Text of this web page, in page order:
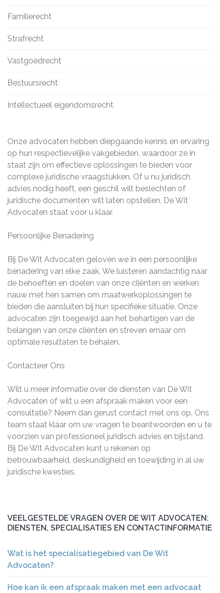
Familierecht
Strafrecht
Vastgoedrecht
Bestuursrecht
Intellectueel eigendomsrecht
Onze advocaten hebben diepgaande kennis en ervaring
op hun respectievelijke vakgebieden, waardoor ze in
staat zijn om effectieve oplossingen te bieden voor
complexe juridische vraagstukken. Of u nu juridisch
advies nodig heeft, een geschil wilt beslechten of
juridische documenten wilt laten opstellen, De Wit
Advocaten staat voor u klaar.
Persoonlijke Benadering
Bij De Wit Advocaten geloven we in een persoonlijke
benadering van elke zaak. We luisteren aandachtig naar
de behoeften en doelen van onze cliënten en werken
nauw met hen samen om maatwerkoplossingen te
bieden die aansluiten bij hun specifieke situatie. Onze
advocaten zijn toegewijd aan het behartigen van de
belangen van onze cliënten en streven ernaar om
optimale resultaten te behalen.
Contacteer Ons
Wilt u meer informatie over de diensten van De Wit
Advocaten of wilt u een afspraak maken voor een
consultatie? Neem dan gerust contact met ons op. Ons
team staat klaar om uw vragen te beantwoorden en u te
voorzien van professioneel juridisch advies en bijstand.
Bij De Wit Advocaten kunt u rekenen op
betrouwbaarheid, deskundigheid en toewijding in al uw
juridische kwesties.
VEELGESTELDE VRAGEN OVER DE WIT ADVOCATEN:
DIENSTEN, SPECIALISATIES EN CONTACTINFORMATIE
Wat is het specialisatiegebied van De Wit
Advocaten?
Hoe kan ik een afspraak maken met een advocaat